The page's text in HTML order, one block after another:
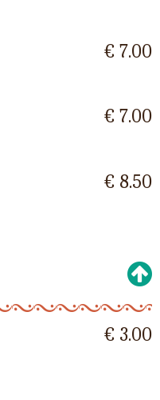
€ 7.00
€ 7.00
€ 8.50
€ 3.00